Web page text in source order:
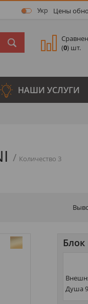
Цены
Укр
(0) шт.
НАШИ УСЛУГИ
Количество 3
Душа